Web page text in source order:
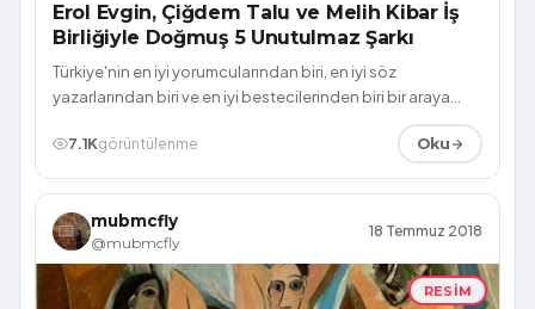
Erol Evgin, Çiğdem Talu ve Melih Kibar İş
Birliğiyle Doğmuş 5 Unutulmaz Şarkı
Türkiye'nin en iyi yorumcularından biri, en iyi söz
yazarlarından biri ve en iyi bestecilerinden biri bir araya
7.1Kgörüntülenme Oku
mubmcfly
@mubmcfly
18 Temmuz 2018
RESIM